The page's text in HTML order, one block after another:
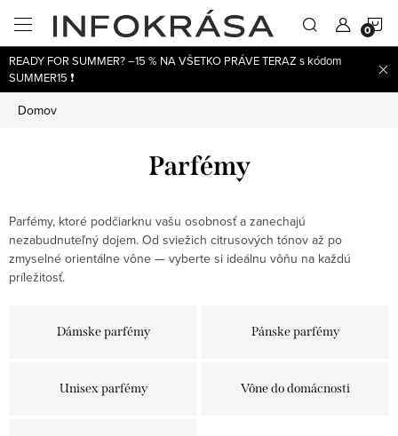
obsah
READY FOR SUMMER? –15 % NA VŠETKO PRÁVE TERAZ s kódom
SUMMER15 ❗
Domov
Parfémy
Parfémy, ktoré podčiarknu vašu osobnosť a zanechajú
nezabudnuteľný dojem. Od sviežich citrusových tónov až po
zmyselné orientálne vône — vyberte si ideálnu vôňu na každú
príležitosť.
Dámske parfémy Pánske parfémy
Unisex parfémy Vône do domácnosti